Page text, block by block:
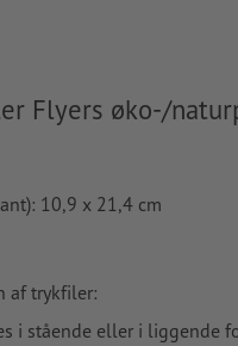
Flyers øko-/
10,9 x 21,4 cm
af trykfiler:
i stående eller i liggende